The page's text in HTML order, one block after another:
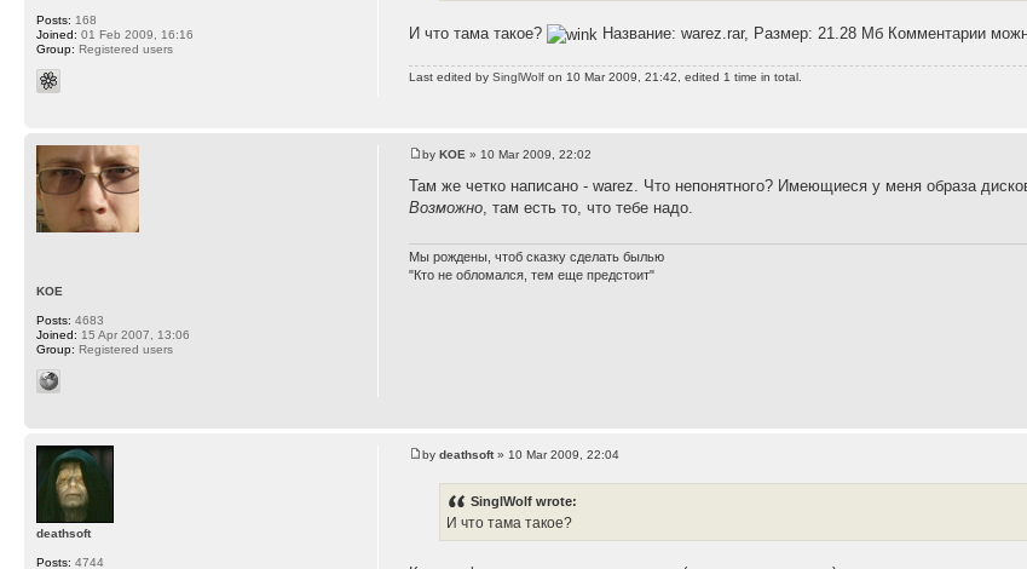
И что тама такое? Название: warez.rar, Размер: 21.28 Мб Комментарии
Last edited bySinglWolf on 10 Mar 2009, 21:42, edited 1 time in total.
Posts: 168
Joined: 01 Feb 2009, 16:16
Group: Registered users
byKOE » 10 Mar 2009, 22:02
Там же четко написано - warez. Что непонятного? Имеющиеся у меня образа
Возможно , там есть то, что тебе надо.
Мы рождены, чтоб сказку сделать былью
"Кто не обломался, тем еще предстоит"
KOE
Posts: 4683
Joined: 15 Apr 2007, 13:06
Group: Registered users
bydeathsoft» 10 Mar 2009, 22:04
SinglWolf wrote:
И что тама такое?
deathsoft
Posts: 4744